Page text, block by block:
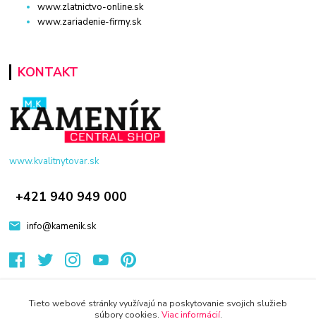
www.zlatnictvo-online.sk
www.zariadenie-firmy.sk
KONTAKT
www.kvalitnytovar.sk
+421 940 949 000
info@kamenik.sk
Tieto webové stránky využívajú na poskytovanie svojich služieb
súbory cookies. Viac informácií.